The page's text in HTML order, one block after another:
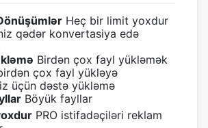
Heç bir limit yoxdur
qədər konvertasiya edə
Birdən çox fayl yükləmək
çox fayl yükləyə
üçün dəstə yükləmə
Böyük fayllar
PRO istifadəçiləri reklam